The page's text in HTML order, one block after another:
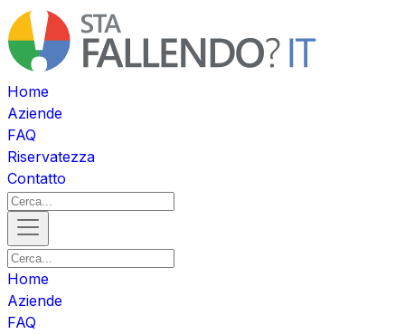
Home
Aziende
FAQ
Riservatezza
Contatto
Home
Aziende
FAQ